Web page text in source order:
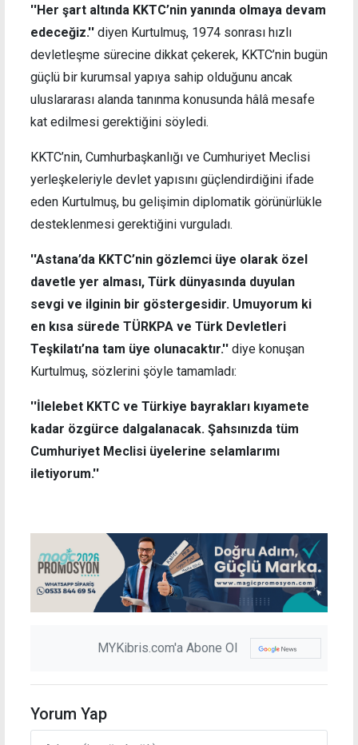
''Her şart altında KKTC’nin yanında olmaya devam
edeceğiz.'' diyen Kurtulmuş, 1974 sonrası hızlı
devletleşme sürecine dikkat çekerek, KKTC’nin bugün
güçlü bir kurumsal yapıya sahip olduğunu ancak
uluslararası alanda tanınma konusunda hâlâ mesafe
kat edilmesi gerektiğini söyledi.
KKTC’nin, Cumhurbaşkanlığı ve Cumhuriyet Meclisi
yerleşkeleriyle devlet yapısını güçlendirdiğini ifade
eden Kurtulmuş, bu gelişimin diplomatik görünürlükle
desteklenmesi gerektiğini vurguladı.
''Astana’da KKTC’nin gözlemci üye olarak özel
davetle yer alması, Türk dünyasında duyulan
sevgi ve ilginin bir göstergesidir. Umuyorum ki
en kısa sürede TÜRKPA ve Türk Devletleri
Teşkilatı’na tam üye olunacaktır.'' diye konuşan
Kurtulmuş, sözlerini şöyle tamamladı:
''İlelebet KKTC ve Türkiye bayrakları kıyamete
kadar özgürce dalgalanacak. Şahsınızda tüm
Cumhuriyet Meclisi üyelerine selamlarımı
iletiyorum.''
MYKibris.com'a Abone Ol
Yorum Yap